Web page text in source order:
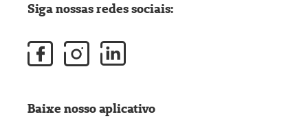
Siga nossas redes sociais:
Baixe nosso aplicativo